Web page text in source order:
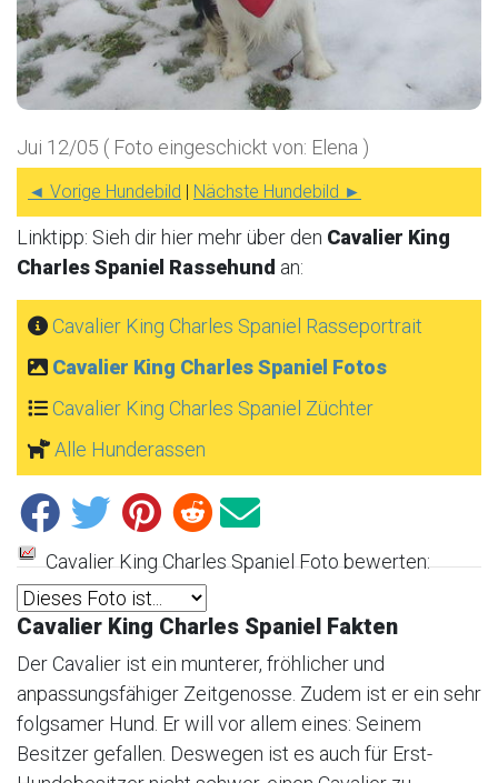
Jui 12/05 ( Foto eingeschickt von: Elena )
◄ Vorige Hundebild | Nächste Hundebild ►
Linktipp: Sieh dir hier mehr über den Cavalier King
Charles Spaniel Rassehund an:
Cavalier King Charles Spaniel Rasseportrait
Cavalier King Charles Spaniel Fotos
Cavalier King Charles Spaniel Züchter
Alle Hunderassen
Cavalier King Charles Spaniel Foto bewerten:
Cavalier King Charles Spaniel Fakten
Der Cavalier ist ein munterer, fröhlicher und
anpassungsfähiger Zeitgenosse. Zudem ist er ein sehr
folgsamer Hund. Er will vor allem eines: Seinem
Besitzer gefallen. Deswegen ist es auch für Erst-